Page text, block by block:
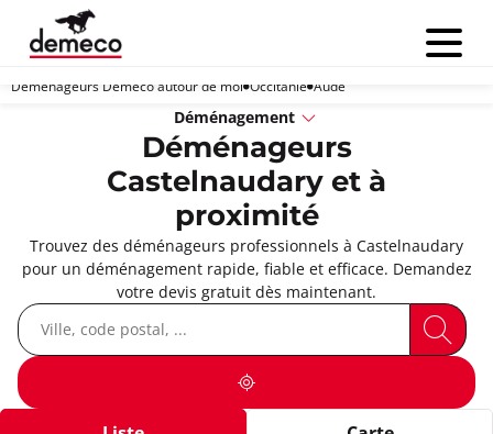
Menu
Déménageurs Demeco autour de moi Occitanie Aude
Déménagement
Déménageurs
Castelnaudary et à
proximité
Trouvez des déménageurs professionnels à Castelnaudary
pour un déménagement rapide, fiable et efficace. Demandez
votre devis gratuit dès maintenant.